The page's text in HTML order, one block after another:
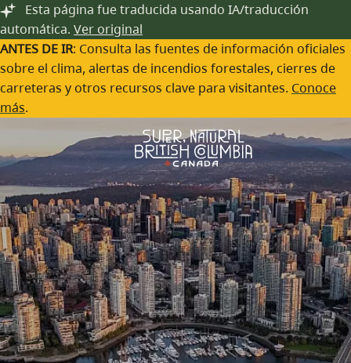
Saltar al contenido principal
Esta página fue traducida usando IA/traducción
automática. Ver original
ANTES DE IR: Consulta las fuentes de información oficiales
sobre el clima, alertas de incendios forestales, cierres de
carreteras y otros recursos clave para visitantes. Conoce
más.
Festivales y Eventos
A lo largo del año, las comunidades de Columbia Británica
organizan una gran variedad de Eventos la gastronomía,
las bebidas, la cultura, las artes y mucho más.